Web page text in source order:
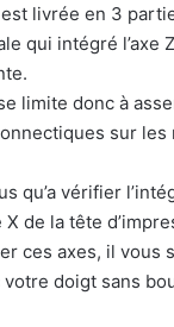
est livrée en 3
qui intégré l’axe
limite donc à
sur les
qu’a vérifier
X de la tête
ces axes, il vous
doigt sans